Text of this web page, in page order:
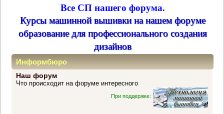
Все СП нашего форума.
Курсы машинной вышивки на нашем форуме
образование для профессионального создания
дизайнов
Информбюро
Наш форум
Что происходит на форуме интересного
При поддержке: